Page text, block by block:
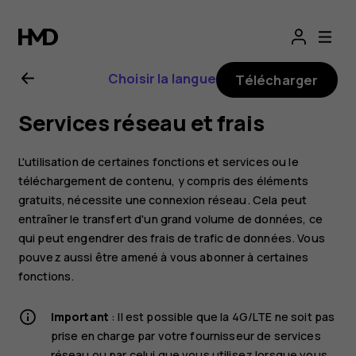
Guide
de
l'utilisateur
Nokia 3.1
Plus
Choisir la langue Télécharger
Services réseau et frais
L'utilisation de certaines fonctions et services ou le
téléchargement de contenu, y compris des éléments
gratuits, nécessite une connexion réseau. Cela peut
entraîner le transfert d'un grand volume de données, ce
qui peut engendrer des frais de trafic de données. Vous
pouvez aussi être amené à vous abonner à certaines
fonctions.
Important : Il est possible que la 4G/LTE ne soit pas
prise en charge par votre fournisseur de services